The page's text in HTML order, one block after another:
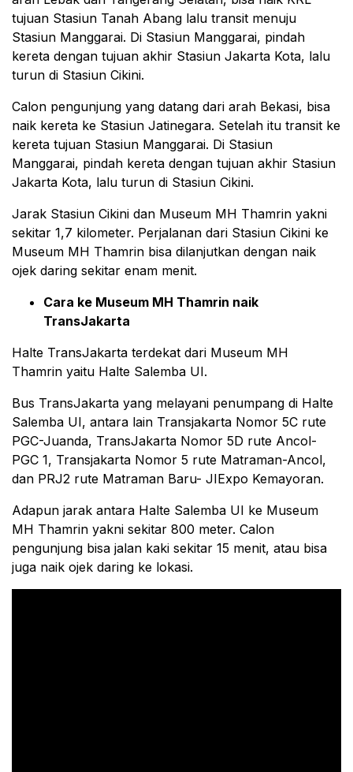
tujuan Stasiun Tanah Abang lalu transit menuju
Stasiun Manggarai. Di Stasiun Manggarai, pindah
kereta dengan tujuan akhir Stasiun Jakarta Kota, lalu
turun di Stasiun Cikini.
Calon pengunjung yang datang dari arah Bekasi, bisa
naik kereta ke Stasiun Jatinegara. Setelah itu transit ke
kereta tujuan Stasiun Manggarai. Di Stasiun
Manggarai, pindah kereta dengan tujuan akhir Stasiun
Jakarta Kota, lalu turun di Stasiun Cikini.
Jarak Stasiun Cikini dan Museum MH Thamrin yakni
sekitar 1,7 kilometer. Perjalanan dari Stasiun Cikini ke
Museum MH Thamrin bisa dilanjutkan dengan naik
ojek daring sekitar enam menit.
Cara ke Museum MH Thamrin naik
TransJakarta
Halte TransJakarta terdekat dari Museum MH
Thamrin yaitu Halte Salemba UI.
Bus TransJakarta yang melayani penumpang di Halte
Salemba UI, antara lain Transjakarta Nomor 5C rute
PGC-Juanda, TransJakarta Nomor 5D rute Ancol-
PGC 1, Transjakarta Nomor 5 rute Matraman-Ancol,
dan PRJ2 rute Matraman Baru- JIExpo Kemayoran.
Adapun jarak antara Halte Salemba UI ke Museum
MH Thamrin yakni sekitar 800 meter. Calon
pengunjung bisa jalan kaki sekitar 15 menit, atau bisa
juga naik ojek daring ke lokasi.